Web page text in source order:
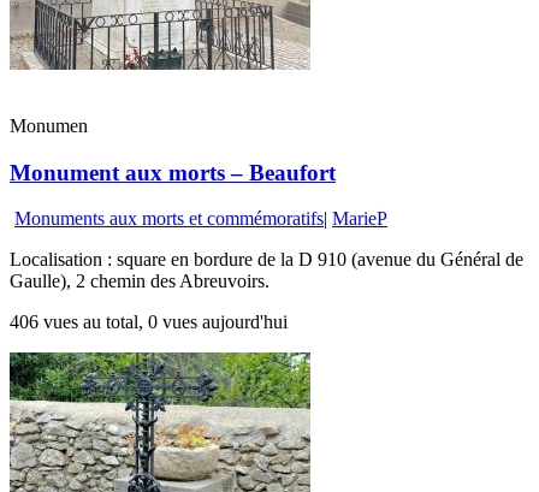
Monumen
Monument aux morts – Beaufort
Monuments aux morts et commémoratifs| MarieP
Localisation : square en bordure de la D 910 (avenue du Général de
Gaulle), 2 chemin des Abreuvoirs.
406 vues au total, 0 vues aujourd'hui